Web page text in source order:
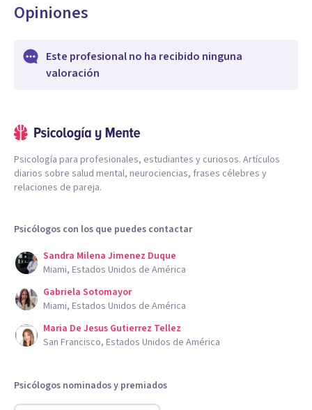
Opiniones
Este profesional no ha recibido ninguna
valoración
Psicología para profesionales, estudiantes y curiosos. Artículos
diarios sobre salud mental, neurociencias, frases célebres y
relaciones de pareja.
Psicólogos con los que puedes contactar
Sandra Milena Jimenez Duque
Miami, Estados Unidos de América
Gabriela Sotomayor
Miami, Estados Unidos de América
Maria De Jesus Gutierrez Tellez
San Francisco, Estados Unidos de América
Psicólogos nominados y premiados